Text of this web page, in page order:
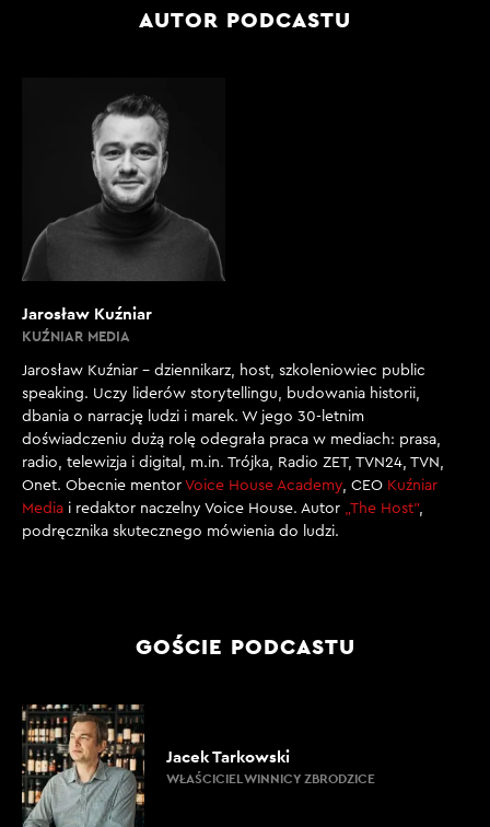
AUTOR PODCASTU
Jarosław Kuźniar
KUŹNIAR MEDIA
Jarosław Kuźniar – dziennikarz, host, szkoleniowiec public
speaking. Uczy liderów storytellingu, budowania historii,
dbania o narrację ludzi i marek. W jego 30-letnim
doświadczeniu dużą rolę odegrała praca w mediach: prasa,
radio, telewizja i digital, m.in. Trójka, Radio ZET, TVN24, TVN,
Onet. Obecnie mentor Voice House Academy, CEO Kuźniar
Media i redaktor naczelny Voice House. Autor „The Host”,
podręcznika skutecznego mówienia do ludzi.
GOŚCIE PODCASTU
Jacek Tarkowski
WŁAŚCICIEL WINNICY ZBRODZICE